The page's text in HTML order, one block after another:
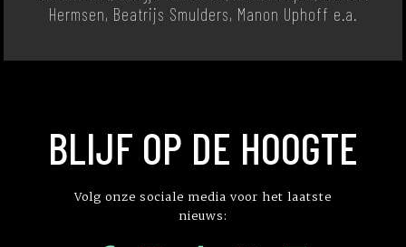
Hermsen, Beatrijs Smulders, Manon Uphoff e.a.
BLIJF OP DE HOOGTE
Volg onze sociale media voor het laatste
nieuws: